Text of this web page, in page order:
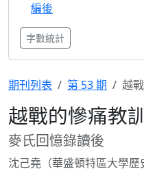
編後
字數統計
期刊列表 第 53 期 越
越戰的慘痛教
麥氏回憶錄讀後
沈己堯（華盛頓特區大學歷